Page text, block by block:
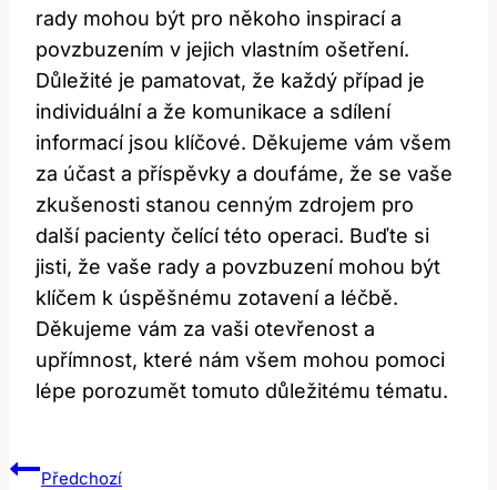
rady mohou být pro někoho inspirací a
povzbuzením v jejich vlastním ošetření.
Důležité je pamatovat, že každý případ je
individuální a že komunikace a sdílení
informací jsou klíčové. Děkujeme vám všem
za účast a příspěvky a doufáme, že se vaše
zkušenosti stanou cenným zdrojem pro
další pacienty čelící této operaci. Buďte si
jisti, že vaše rady a povzbuzení mohou být
klíčem k úspěšnému zotavení a léčbě.
Děkujeme vám za vaši otevřenost a
upřímnost, které nám všem mohou pomoci
lépe porozumět tomuto důležitému tématu.
Navigace
Předchozí